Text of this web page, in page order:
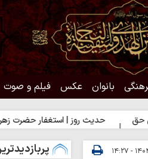
بانوان عکس فیلم و صوت
حدیث روز | استغفار حضرت زهرا(س)